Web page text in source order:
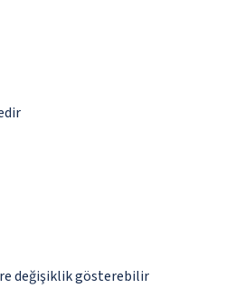
değişiklik gösterebilir